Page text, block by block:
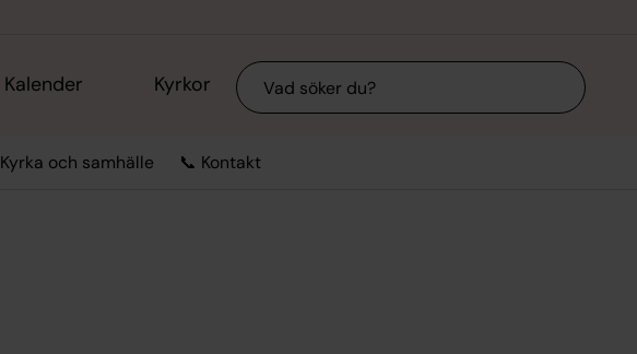
Kalender Kyrkor Sök
Kyrka och samhälle 📞 Kontakt